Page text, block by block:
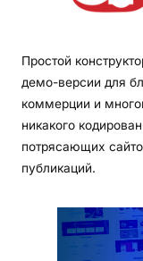
Простой
демо-версии для
коммерции и
никакого
потрясающих
публикаций.